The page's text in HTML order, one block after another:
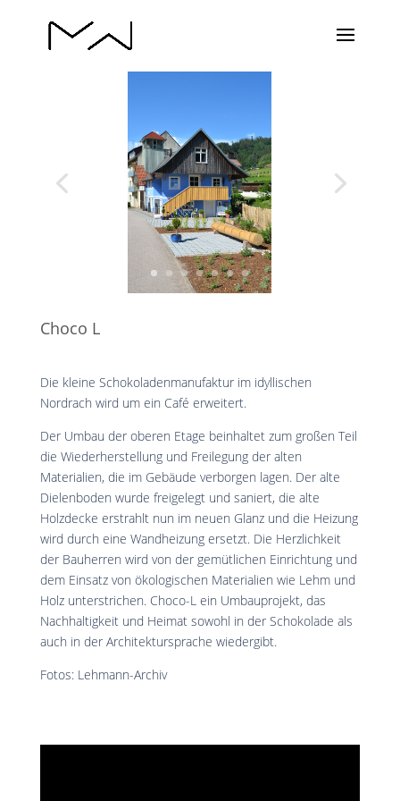
Choco L
Die kleine Schokoladenmanufaktur im idyllischen
Nordrach wird um ein Café erweitert.
Der Umbau der oberen Etage beinhaltet zum großen Teil
die Wiederherstellung und Freilegung der alten
Materialien, die im Gebäude verborgen lagen. Der alte
Dielenboden wurde freigelegt und saniert, die alte
Holzdecke erstrahlt nun im neuen Glanz und die Heizung
wird durch eine Wandheizung ersetzt. Die Herzlichkeit
der Bauherren wird von der gemütlichen Einrichtung und
dem Einsatz von ökologischen Materialien wie Lehm und
Holz unterstrichen. Choco-L ein Umbauprojekt, das
Nachhaltigkeit und Heimat sowohl in der Schokolade als
auch in der Architektursprache wiedergibt.
Fotos: Lehmann-Archiv